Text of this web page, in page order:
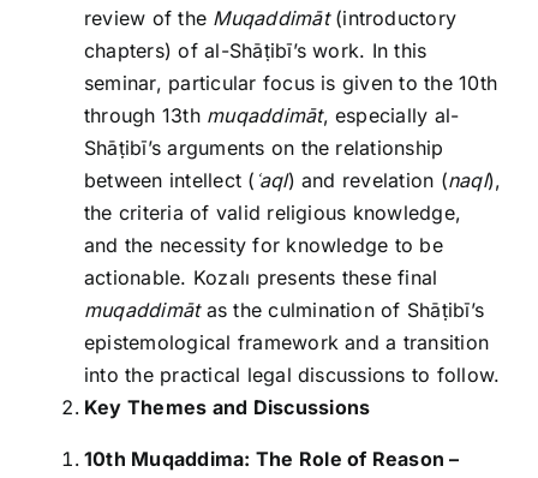
review of the Muqaddimāt(introductory
chapters) of al-Shāṭibī’s work. In this
seminar, particular focus is given to the 10th
through 13th muqaddimāt, especially al-
Shāṭibī’s arguments on the relationship
between intellect ( ʿaql) and revelation (naql),
the criteria of valid religious knowledge,
and the necessity for knowledge to be
actionable. Kozalı presents these final
muqaddimātas the culmination of Shāṭibī’s
epistemological framework and a transition
into the practical legal discussions to follow.
Key Themes and Discussions
10th Muqaddima: The Role of Reason –